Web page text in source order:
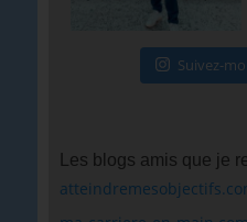
Suivez-
Les blogs amis que je